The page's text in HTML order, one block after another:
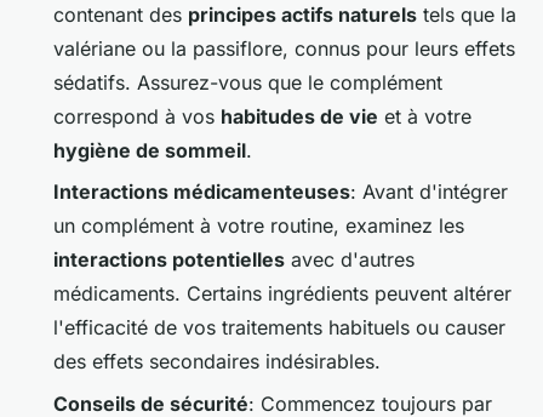
contenant des principes actifs naturels tels que la
valériane ou la passiflore, connus pour leurs effets
sédatifs. Assurez-vous que le complément
correspond à vos habitudes de vie et à votre
hygiène de sommeil.
Interactions médicamenteuses: Avant d'intégrer
un complément à votre routine, examinez les
interactions potentielles avec d'autres
médicaments. Certains ingrédients peuvent altérer
l'efficacité de vos traitements habituels ou causer
des effets secondaires indésirables.
Conseils de sécurité: Commencez toujours par